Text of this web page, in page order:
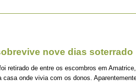
nove dias soterrado
retirado de entre os escombros em
casa onde vivia com os donos.